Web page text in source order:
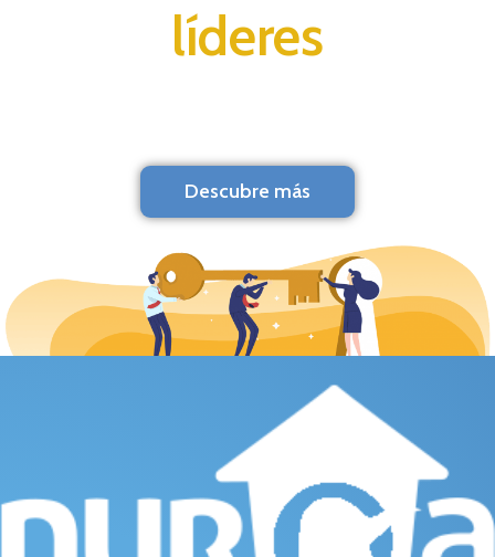
líderes
Descubre más